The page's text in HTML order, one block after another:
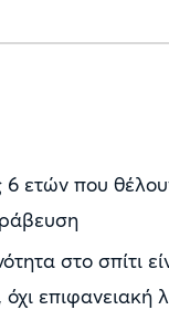
ετών που
στο σπίτι
επιφανειακή